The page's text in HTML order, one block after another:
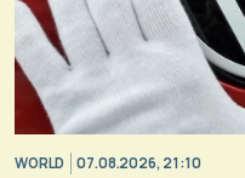
WORLD 07.08.2026, 21:10